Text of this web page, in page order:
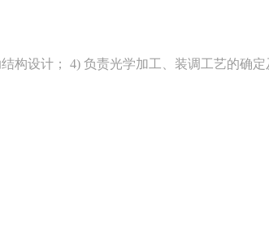
构设计； 4) 负责光学加工、装调工艺的确定